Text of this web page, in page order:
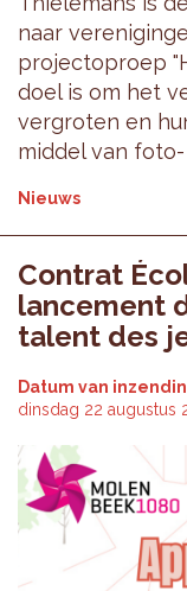
naar
projectoproep
doel is om het
vergroten en
middel van
Nieuws
Contrat
lancement
talent des
Datum van
dinsdag 22 augustus